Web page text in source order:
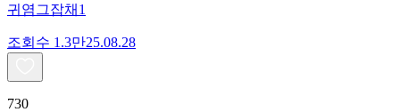
귀염그잡채1
조회수 1.3만25.08.28
730